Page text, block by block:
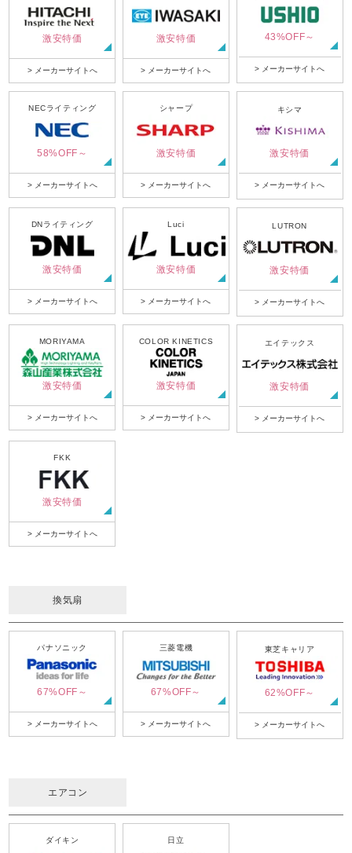
激安特価
> メーカーサイトへ
激安特価
> メーカーサイトへ
43%OFF～
> メーカーサイトへ
NECライティング
58%OFF～
> メーカーサイトへ
シャープ
激安特価
> メーカーサイトへ
キシマ
激安特価
> メーカーサイトへ
DNライティング
激安特価
> メーカーサイトへ
Luci
激安特価
> メーカーサイトへ
LUTRON
激安特価
> メーカーサイトへ
MORIYAMA
激安特価
> メーカーサイトへ
COLOR KINETICS
激安特価
> メーカーサイトへ
エイテックス
激安特価
> メーカーサイトへ
FKK
激安特価
> メーカーサイトへ
換気扇
パナソニック
67%OFF～
> メーカーサイトへ
三菱電機
67%OFF～
> メーカーサイトへ
東芝キャリア
62%OFF～
> メーカーサイトへ
エアコン
ダイキン 日立